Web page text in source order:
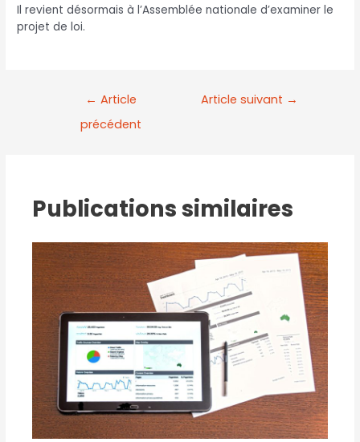
Il revient désormais à l’Assemblée nationale d’examiner le
projet de loi.
← Article
précédent
Article suivant →
Publications similaires